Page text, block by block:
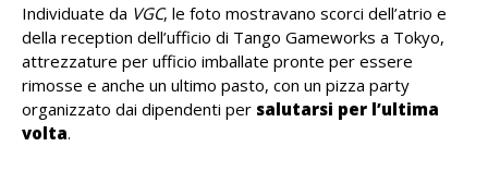
Individuate da VGC, le foto mostravano scorci dell’atrio e
della reception dell’ufficio di Tango Gameworks a Tokyo,
attrezzature per ufficio imballate pronte per essere
rimosse e anche un ultimo pasto, con un pizza party
organizzato dai dipendenti per salutarsi per l’ultima
volta.